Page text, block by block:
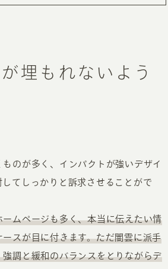
ゲットの属性にあわせて訴求する SNS広告
埋もれないよう
のが多く、インパクトが強いデザイ
てしっかりと訴求させることがで
ムページも多く、本当に伝えたい情
スが目に付きます。ただ闇雲に派手
調と緩和のバランスをとりながらデ